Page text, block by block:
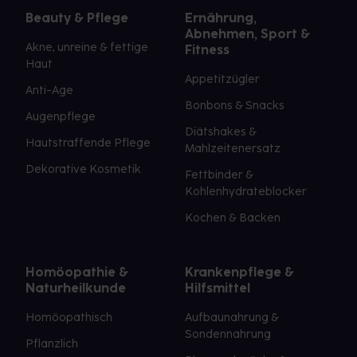
Beauty & Pflege
Akne, unreine & fettige
Haut
Anti-Age
Augenpflege
Hautstraffende Pflege
Dekorative Kosmetik
Ernährung,
Abnehmen, Sport &
Fitness
Appetitzügler
Bonbons & Snacks
Diätshakes &
Mahlzeitenersatz
Fettbinder &
Kohlenhydrateblocker
Kochen & Backen
Homöopathie &
Naturheilkunde
Homöopathisch
Pflanzlich
Krankenpflege &
Hilfsmittel
Aufbaunahrung &
Sondennahrung